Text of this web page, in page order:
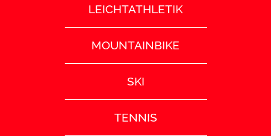
LEICHTATHLETIK
MOUNTAINBIKE
SKI
TENNIS